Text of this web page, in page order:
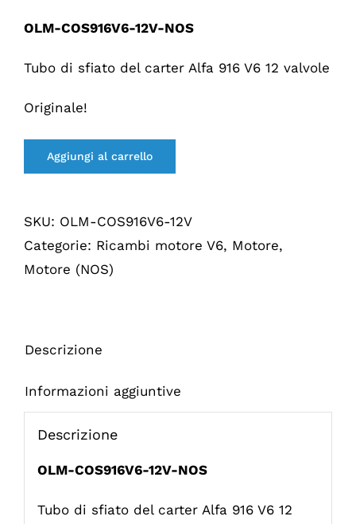
OLM-COS916V6-12V-NOS
Tubo di sfiato del carter Alfa 916 V6 12 valvole
Originale!
Aggiungi al carrello
SKU: OLM-COS916V6-12V
Categorie: Ricambi motore V6, Motore,
Motore (NOS)
Descrizione
Informazioni aggiuntive
Descrizione
OLM-COS916V6-12V-NOS
Tubo di sfiato del carter Alfa 916 V6 12